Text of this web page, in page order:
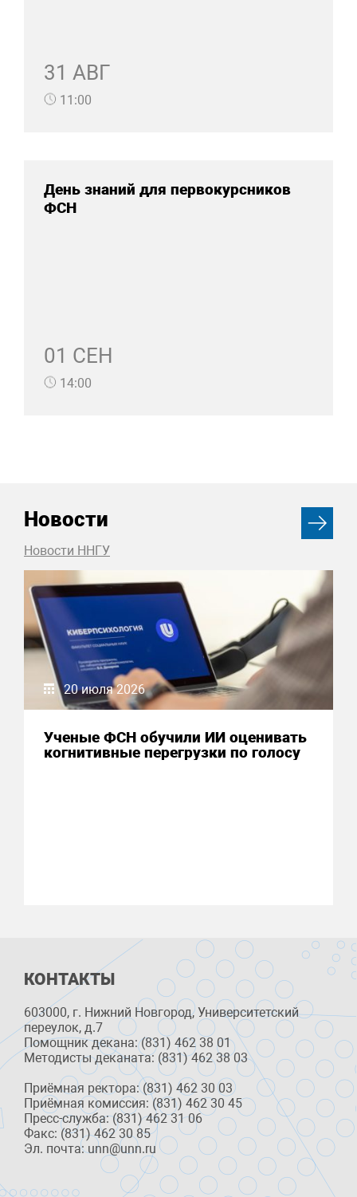
31 АВГ
11:00
День знаний для первокурсников
ФСН
01 СЕН
14:00
Новости
Новости ННГУ
20 июля 2026
Ученые ФСН обучили ИИ оценивать
когнитивные перегрузки по голосу
КОНТАКТЫ
603000, г. Нижний Новгород, Университетский
переулок, д.7
Помощник декана: (831) 462 38 01
Методисты деканата: (831) 462 38 03
Приёмная ректора: (831) 462 30 03
Приёмная комиссия: (831) 462 30 45
Пресс-служба: (831) 462 31 06
Факс: (831) 462 30 85
Эл. почта: unn@unn.ru